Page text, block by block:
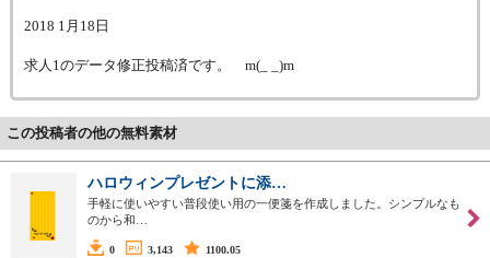
2018 1月18日
求人1のデータ修正投稿済です。 m(_ _)m
この投稿者の他の無料素材
ハロウィンプレゼントに添…
手軽に使いやすい普段使い用の一便箋を作成しました。シンプルなも
のから和…
0 3,143 1100.05